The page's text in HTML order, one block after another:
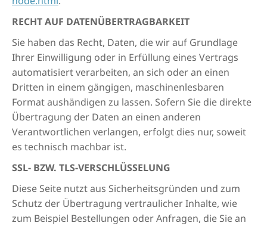
RECHT AUF DATENÜBERTRAGBARKEIT
Sie haben das Recht, Daten, die wir auf Grundlage
Ihrer Einwilligung oder in Erfüllung eines Vertrags
automatisiert verarbeiten, an sich oder an einen
Dritten in einem gängigen, maschinenlesbaren
Format aushändigen zu lassen. Sofern Sie die direkte
Übertragung der Daten an einen anderen
Verantwortlichen verlangen, erfolgt dies nur, soweit
es technisch machbar ist.
SSL- BZW. TLS-VERSCHLÜSSELUNG
Diese Seite nutzt aus Sicherheitsgründen und zum
Schutz der Übertragung vertraulicher Inhalte, wie
zum Beispiel Bestellungen oder Anfragen, die Sie an